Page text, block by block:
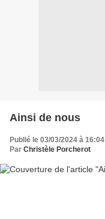
Ainsi de nous
Publié le 03/03/2024 à 16:04
Par Christèle Porcherot